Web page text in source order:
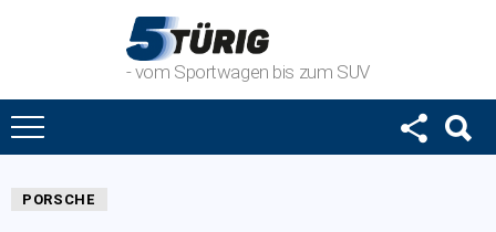
- vom Sportwagen bis zum SUV
PORSCHE